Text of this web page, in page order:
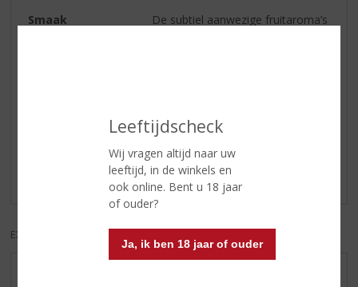
Leeftijdscheck
Wij vragen altijd naar uw
leeftijd, in de winkels en
ook online. Bent u 18 jaar
of ouder?
Ja, ik ben 18 jaar of ouder
Smaak
De subtiel aanwezige fruitaroma’s
Reviews
Schrijf een review
Er zijn nog geen reviews geplaatst voor dit product
EXCL. BTW